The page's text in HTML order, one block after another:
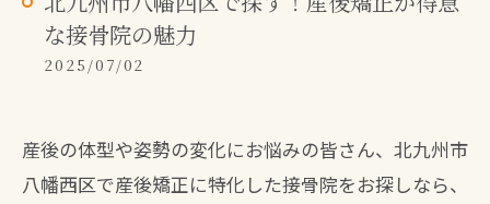
な接骨院の魅力
2025/07/02
産後の体型や姿勢の変化にお悩みの皆さん、北九州市
八幡西区で産後矯正に特化した接骨院をお探しなら、